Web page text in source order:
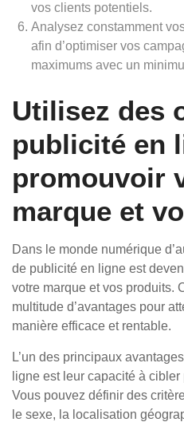
vos clients potentiels.
Analysez constamment
afin d’optimiser vos
maximums avec un
Utilisez des
publicité en
promouvoir
marque et
Dans le monde numérique
de publicité en ligne est
votre marque et vos produits.
multitude d’avantages pour
manière efficace et rentable.
L’un des principaux
ligne est leur capacité à
Vous pouvez définir des
le sexe, la localisation